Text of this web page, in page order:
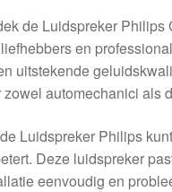
de Luidspreker Philips
en
uitstekende
zowel automechanici als
Luidspreker Philips
Deze luidspreker
eenvoudig en